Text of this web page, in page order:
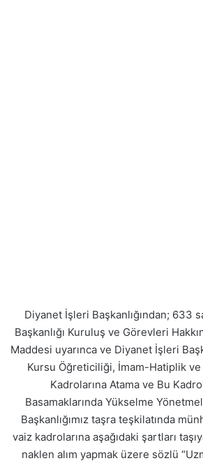
Diyanet İşleri Başkanlığından; 633
Başkanlığı Kuruluş ve Görevleri
Maddesi uyarınca ve Diyanet İşleri
Kursu Öğreticiliği, İmam-Hatiplik ve
Kadrolarına Atama ve Bu
Basamaklarında Yükselme
Başkanlığımız taşra teşkilatında
vaiz kadrolarına aşağıdaki şartları
naklen alım yapmak üzere sözlü